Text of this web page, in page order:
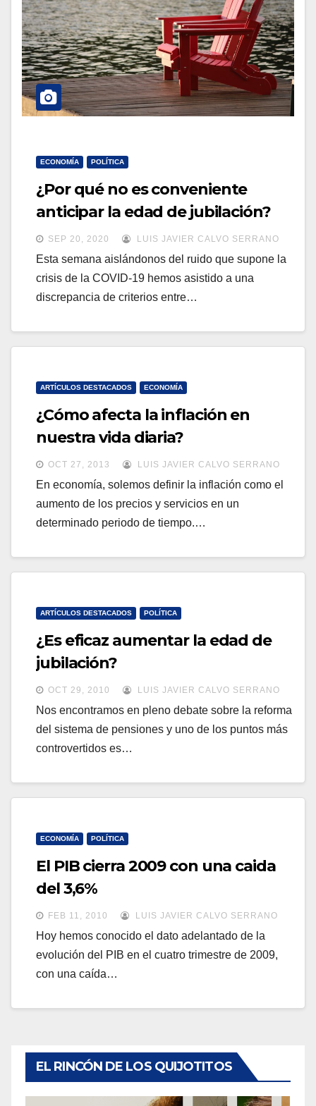
a
v
e
g
a
c
a
v
e
g
a
ECONOMÍA POLÍTICA
¿Por qué no es conveniente
anticipar la edad de jubilación?
SEP 20, 2020 LUIS JAVIER CALVO SERRANO
Esta semana aislándonos del ruido que supone la
crisis de la COVID-19 hemos asistido a una
discrepancia de criterios entre…
ARTÍCULOS DESTACADOS ECONOMÍA
¿Cómo afecta la inflación en
nuestra vida diaria?
OCT 27, 2013 LUIS JAVIER CALVO SERRANO
En economía, solemos definir la inflación como el
aumento de los precios y servicios en un
determinado periodo de tiempo.…
ARTÍCULOS DESTACADOS POLÍTICA
¿Es eficaz aumentar la edad de
jubilación?
OCT 29, 2010 LUIS JAVIER CALVO SERRANO
Nos encontramos en pleno debate sobre la reforma
del sistema de pensiones y uno de los puntos más
controvertidos es…
ECONOMÍA POLÍTICA
El PIB cierra 2009 con una caida
del 3,6%
FEB 11, 2010 LUIS JAVIER CALVO SERRANO
Hoy hemos conocido el dato adelantado de la
evolución del PIB en el cuatro trimestre de 2009,
con una caída…
EL RINCÓN DE LOS QUIJOTITOS